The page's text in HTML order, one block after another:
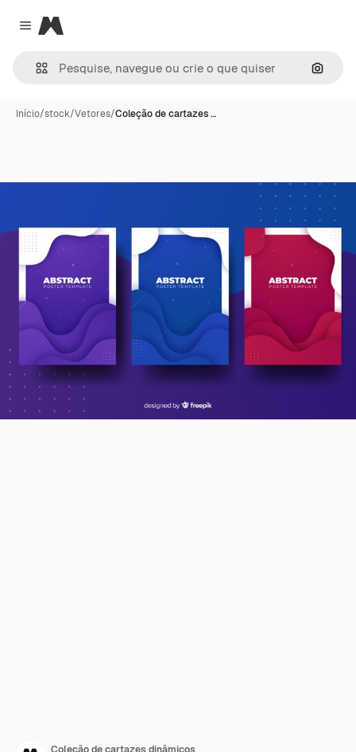
Close menu
Magnific
Início/stock/Vetores/Coleção de cartazes …